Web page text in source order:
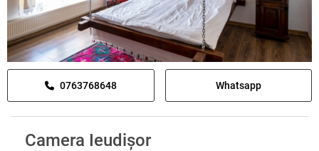
0763768648 Whatsapp
Camera Ieudișor